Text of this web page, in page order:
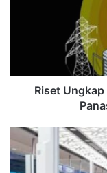
Riset Ungkap